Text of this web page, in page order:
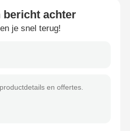
bericht achter
je snel terug!